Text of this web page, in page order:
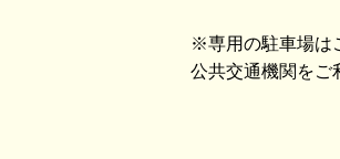
※専用の駐車場は
公共交通機関をご